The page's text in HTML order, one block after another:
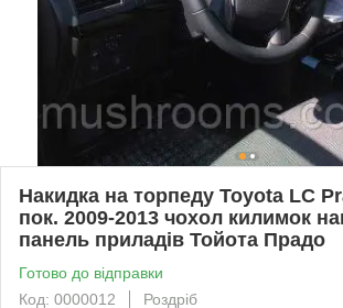
Накидка на торпеду Toyota LC
пок. 2009-2013 чохол килимок
панель приладів Тойота Прадо
Готово до відправки
Код: 0000012
Роздріб